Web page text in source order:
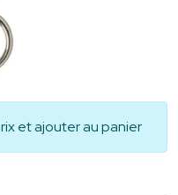
et ajouter au panier